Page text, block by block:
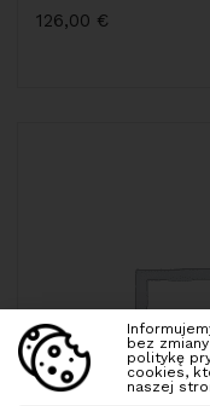
126,00 €
bez
politykę
cookies,
naszej